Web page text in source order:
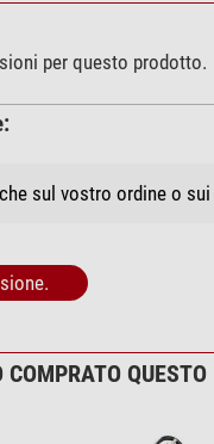
per questo prodotto.
sul vostro ordine o